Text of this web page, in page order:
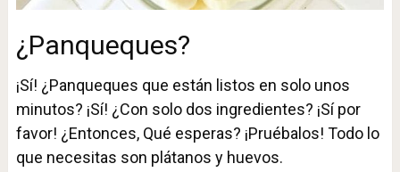
¿Panqueques?
¡Sí! ¿Panqueques que están listos en solo unos
minutos? ¡Sí! ¿Con solo dos ingredientes? ¡Sí por
favor! ¿Entonces, Qué esperas? ¡Pruébalos! Todo lo
que necesitas son plátanos y huevos.